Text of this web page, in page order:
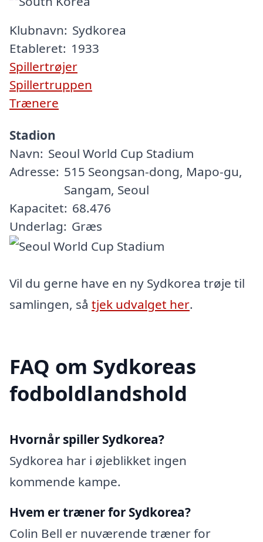
Klubnavn: Sydkorea
Etableret: 1933
Spillertrøjer
Spillertruppen
Trænere
Stadion
Navn: Seoul World Cup Stadium
Adresse: 515 Seongsan-dong, Mapo-gu,
Sangam, Seoul
Kapacitet: 68.476
Underlag: Græs
Vil du gerne have en ny Sydkorea trøje til
samlingen, så tjek udvalget her.
FAQ om Sydkoreas
fodboldlandshold
Hvornår spiller Sydkorea?
Sydkorea har i øjeblikket ingen
kommende kampe.
Hvem er træner for Sydkorea?
Colin Bell er nuværende træner for